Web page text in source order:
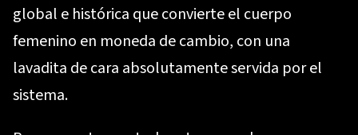
global e histórica que convierte el cuerpo
femenino en moneda de cambio, con una
lavadita de cara absolutamente servida por el
sistema.